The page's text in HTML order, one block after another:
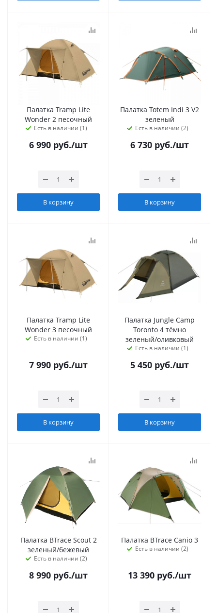
Палатка Tramp Lite
Wonder 2 песочный
Есть в наличии (1)
6 990 руб./шт
В корзину
Палатка Totem Indi 3 V2
зеленый
Есть в наличии (2)
6 730 руб./шт
В корзину
Палатка Tramp Lite
Wonder 3 песочный
Есть в наличии (1)
7 990 руб./шт
В корзину
Палатка Jungle Camp
Toronto 4 тёмно
зеленый/оливковый
Есть в наличии (1)
5 450 руб./шт
В корзину
Палатка BTrace Scout 2
зеленый/бежевый
Есть в наличии (2)
8 990 руб./шт
Палатка BTrace Canio 3
Есть в наличии (2)
13 390 руб./шт